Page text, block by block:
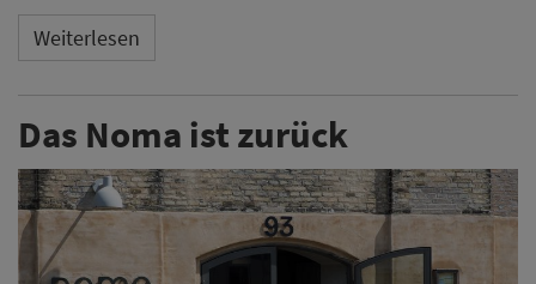
Weiterlesen
Das Noma ist zurück